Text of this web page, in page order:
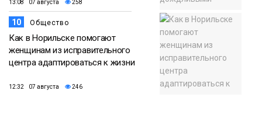
13:08 07 августа 258
10 Общество
Как в Норильске помогают
женщинам из исправительного
центра адаптироваться к жизни
12:32 07 августа 246